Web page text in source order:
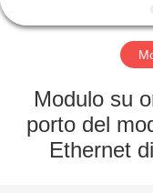
GIRO
FABBRICA
Modulo su
porto del
Ethernet